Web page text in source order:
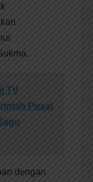
TV
Pusat
dengan